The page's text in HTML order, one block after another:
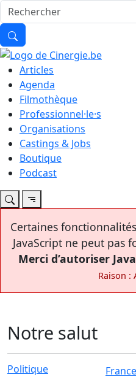
Articles
Agenda
Filmothèque
Professionnel·le·s
Organisations
Castings & Jobs
Boutique
Podcast
Certaines
JavaScript ne peut pas
Merci d’autoriser
Raison :
Notre salut
Politique France